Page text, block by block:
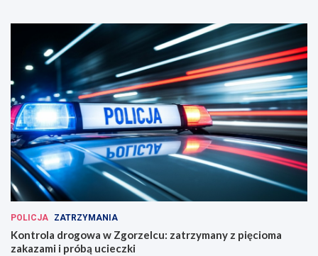
POLICJA ZATRZYMANIA
Kontrola drogowa w Zgorzelcu: zatrzymany z pięcioma
zakazami i próbą ucieczki